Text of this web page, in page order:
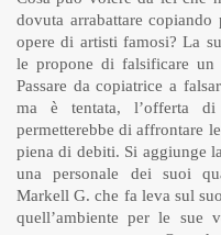
dovuta arrabattare
opere di artisti famosi? La
le propone di falsificare un
Passare da copiatrice a
ma è tentata, l’offerta
permetterebbe di affrontare
piena di debiti. Si aggiunge
una personale dei suoi
Markell G. che fa leva sul
quell’ambiente per le sue